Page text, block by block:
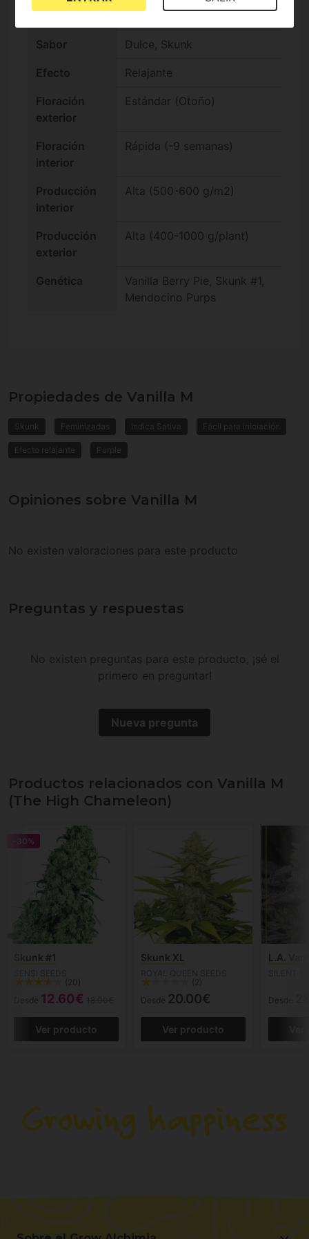
Sabor Dulce, Skunk
Efecto Relajante
Floración
exterior
Estándar (Otoño)
Floración
interior
Rápida (-9 semanas)
Producción
interior
Alta (500-600 g/m2)
Producción
exterior
Alta (400-1000 g/plant)
Genética
Vanilla Berry Pie, Skunk #1,
Mendocino Purps
Propiedades de Vanilla M
Skunk Feminizadas Indica Sativa Fácil para iniciación
Efecto relajante Purple
Opiniones sobre Vanilla M
No existen valoraciones para este producto
Preguntas y respuestas
No existen preguntas para este producto, ¡sé el
primero en preguntar!
Nueva pregunta
Productos relacionados con Vanilla M
(The High Chameleon)
-30%
Skunk #1
(20)
Desde 12.60€
Ver producto
Skunk XL
(2)
Desde 20.00€
Ver producto
L.A.
Desde